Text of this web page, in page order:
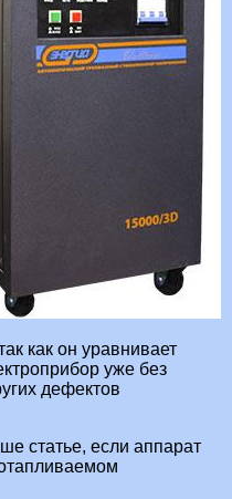
как он уравнивает
уже без
дефектов
статье, если аппарат